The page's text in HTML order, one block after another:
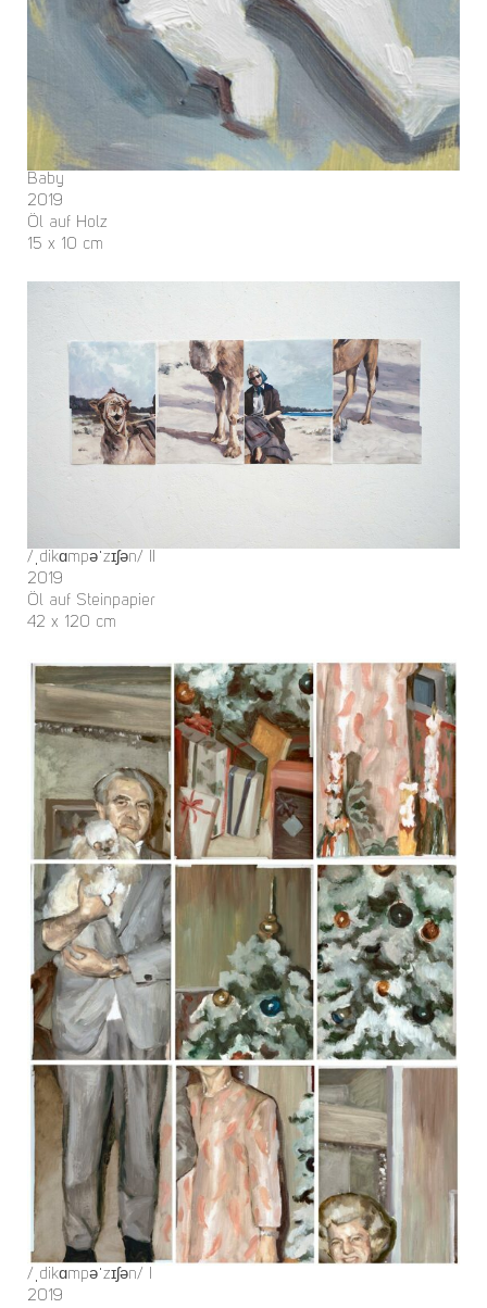
Baby
2019
Öl auf Holz
15 x 10 cm
/ˌdikɑmpəˈzɪʃən/ II
2019
Öl auf Steinpapier
42 x 120 cm
/ˌdikɑmpəˈzɪʃən/ I
2019